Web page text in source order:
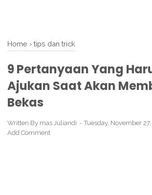
Home › tips dan trick
9 Pertanyaan Yang
Ajukan Saat Akan
Bekas
Written By mas Juliandi
Tuesday, November
Add Comment